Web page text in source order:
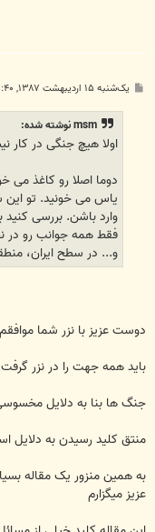
پ یک‌شنبه ۱۵ اردیبهشت ۱۳۸۷, ۷:۴۰ ق.ظ
msm نوشته شده:
اولا هیچ جنگی در کار
دوما اصلا رو کاغذ می
یاس می خونید. تو این
وارد باشن. بررسی کنید
فقط همه جوانب رو در
و... در سطح ایران،
دوست عزيز با نزر شما موافقم
بايد همه جهت را در نزر گرفت
جنگ ها بنا به دلايل
منتق کليد رسيدن به دلايل
به همين منزور يک مقاله
عزيز ميگزارم